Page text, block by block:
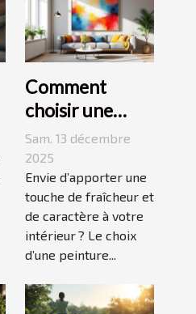
Comment
choisir une
peinture
moderne pour
dynamiser
votre espace ?
Sam. 13 décembre
2025
Envie d’apporter une
touche de fraîcheur et
de caractère à votre
intérieur ? Le choix
d’une peinture...